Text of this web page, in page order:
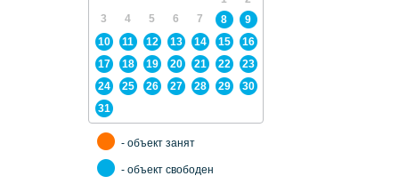
3
4 5 6 7 8
9
10
11 12 13 14 15
16
17
18 19 20 21 22
23
24
25 26 27 28 29
30
31
- объект занят
- объект свободен